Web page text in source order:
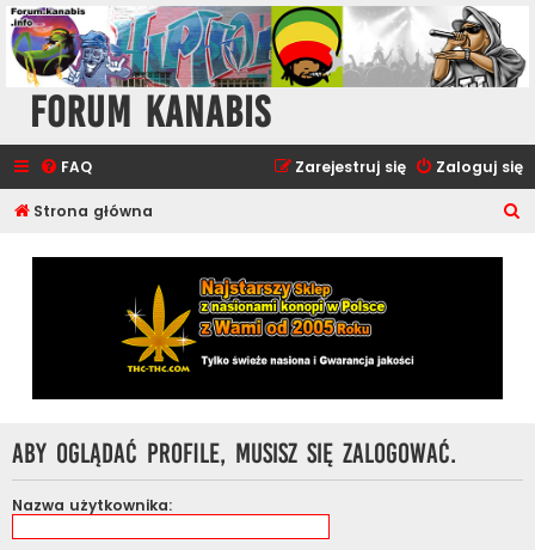
Forum Kanabis
FAQ Zaloguj się
Zarejestruj się
Strona główna
Aby oglądać profile, musisz się zalogować.
Nazwa użytkownika: